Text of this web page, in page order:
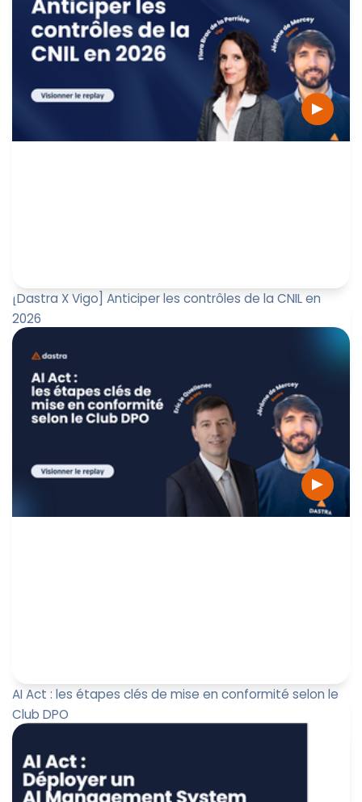
système d’...
Marine Boquien
[Dastra X Vigo] Anticiper les contrôles de la CNIL en
2026
La CNIL a récemment dévoilé ses thématiques de
contrôle prioritaires pour 2026.
Marine Boquien
23 avril 2026
AI Act : les étapes clés de mise en conformité selon le
Club DPO
présente la feuille de route opérationnelle pour se
conformer e...